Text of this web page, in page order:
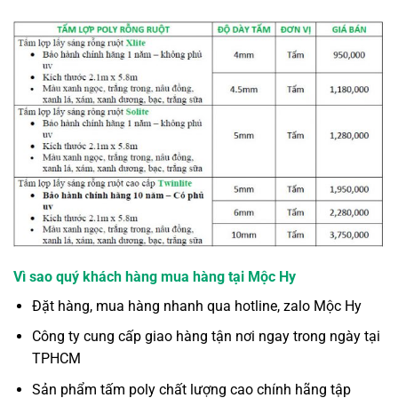
Vì sao quý khách hàng mua hàng tại Mộc Hy
Đặt hàng, mua hàng nhanh qua hotline, zalo Mộc Hy
Công ty cung cấp giao hàng tận nơi ngay trong ngày tại
TPHCM
Sản phẩm tấm poly chất lượng cao chính hãng tập